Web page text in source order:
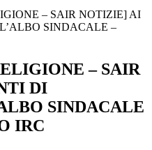
– SAIR NOTIZIE] AI
SINDACALE –
– SAIR
DI
SINDACALE
IRC